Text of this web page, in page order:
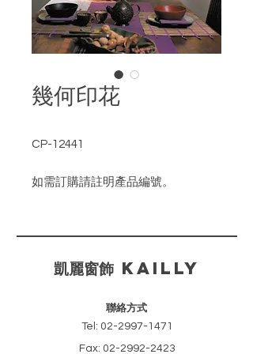
幾何印花
CP-12441
如需訂購請註明產品編號。
​凱麗窗飾 KAILLY
聯絡方式
Tel: 02-2997-1471
Fax: 02-2992-2423